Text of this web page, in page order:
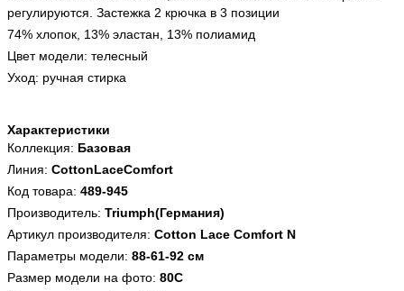
регулируются. Застежка 2 крючка в 3 позиции
74% хлопок, 13% эластан, 13% полиамид
Цвет модели: телесный
Уход: ручная стирка
Характеристики
Коллекция: Базовая
Линия: CottonLaceComfort
Код товара: 489-945
Производитель: Triumph(Германия)
Артикул производителя: Cotton Lace Comfort N
Параметры модели: 88-61-92 см
Размер модели на фото: 80C